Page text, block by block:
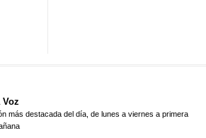
Voz
más destacada del día, de lunes a viernes a primera